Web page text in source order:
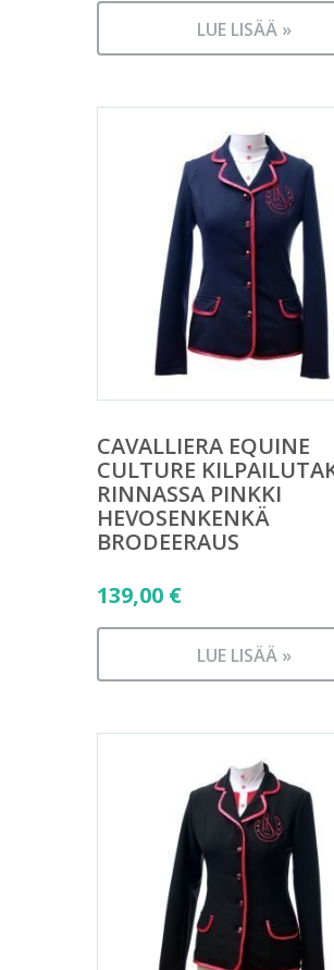
LUE LISÄÄ »
CAVALLIERA EQUINE
CULTURE
RINNASSA PINKKI
HEVOSENKENKÄ
BRODEERAUS
139,00 €
LUE LISÄÄ »